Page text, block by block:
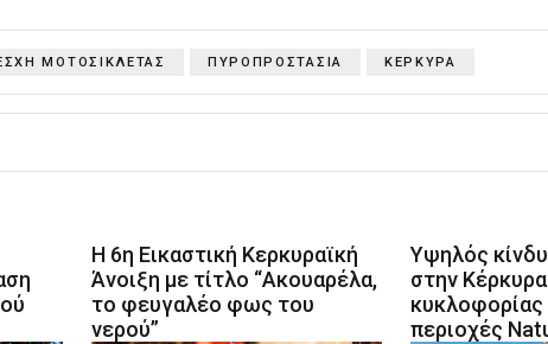
ΜΟΤΟΣΙΚΛΕΤΑΣ ΠΥΡΟΠΡΟΣΤΑΣΙΑ ΚΕΡΚΥΡΑ
Η 6η Εικαστική Κερκυραϊκή
Άνοιξη με τίτλο “Ακουαρέλα,
το φευγαλέο φως του
νερού”
Υψηλός
στην
κυκλοφορίας
περιοχές